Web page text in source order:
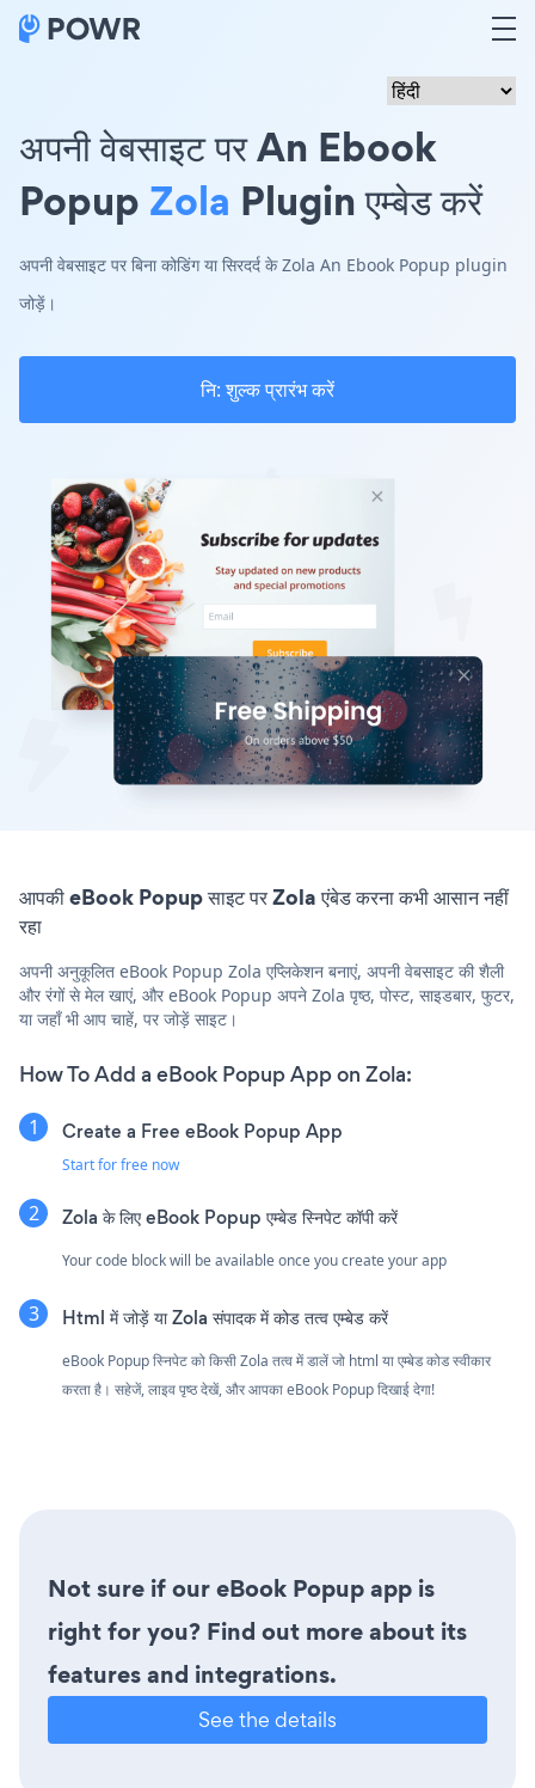
अपनी वेबसाइट पर An Ebook
Popup Zola Plugin एम्बेड करें
अपनी वेबसाइट पर बिना कोडिंग या सिरदर्द के Zola An Ebook Popup plugin
जोड़ें।
नि: शुल्क प्रारंभ करें
आपकी eBook Popup साइट पर Zola एंबेड करना कभी आसान नहीं
रहा
अपनी अनुकूलित eBook Popup Zola एप्लिकेशन बनाएं, अपनी वेबसाइट की शैली
और रंगों से मेल खाएं, और eBook Popup अपने Zola पृष्ठ, पोस्ट, साइडबार, फुटर,
या जहाँ भी आप चाहें, पर जोड़ें साइट।
How To Add a eBook Popup App on Zola:
Create a Free eBook Popup App
Start for free now
Zola के लिए eBook Popup एम्बेड स्निपेट कॉपी करें
Your code block will be available once you create your app
Html में जोड़ें या Zola संपादक में कोड तत्व एम्बेड करें
eBook Popup स्निपेट को किसी Zola तत्व में डालें जो html या एम्बेड कोड स्वीकार
करता है। सहेजें, लाइव पृष्ठ देखें, और आपका eBook Popup दिखाई देगा!
Not sure if our eBook Popup app is
right for you? Find out more about its
features and integrations.
See the details